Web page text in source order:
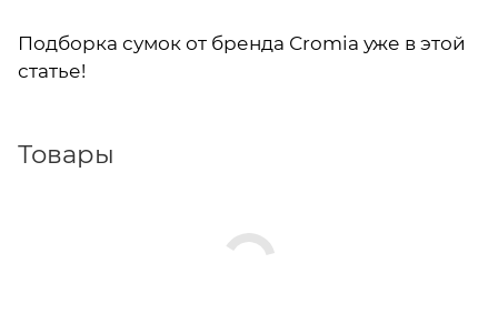
Подборка сумок от бренда Сromia уже в этой
статье!
Товары